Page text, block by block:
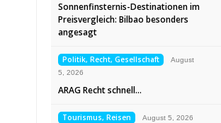
Sonnenfinsternis-Destinationen im
Preisvergleich: Bilbao besonders
angesagt
Politik, Recht, Gesellschaft
August
5, 2026
ARAG Recht schnell…
Tourismus, Reisen August 5, 2026